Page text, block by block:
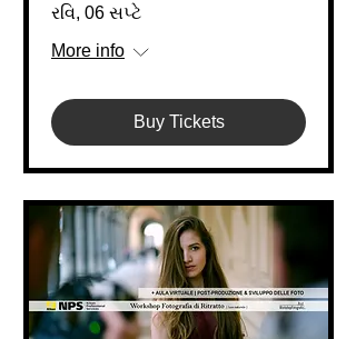
રવિ, 06 સપ્ટે
More info
Buy Tickets